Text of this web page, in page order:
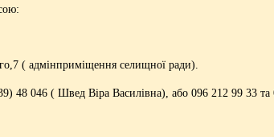
( адмінприміщення селищної ради).
48 046 ( Швед Віра Василівна), або 096 212 99 33